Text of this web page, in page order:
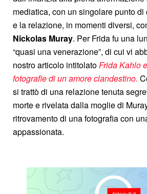
mediatica, con un singolare punto di
e la relazione, in momenti diversi,
Nickolas Muray. Per Frida fu una
“quasi una venerazione”, di cui vi
nostro articolo intitolato Frida Kahlo
fotografie di un amore clandestino.
si trattò di una relazione tenuta
morte e rivelata dalla moglie di
ritrovamento di una fotografia con
appassionata.